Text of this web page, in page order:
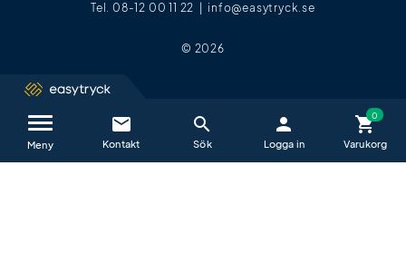
Kontakta oss / FAQ close
Tel. 08-12 00 11 22 | info@easytryck.se
© 2026
Meny
email search person shopping_cart